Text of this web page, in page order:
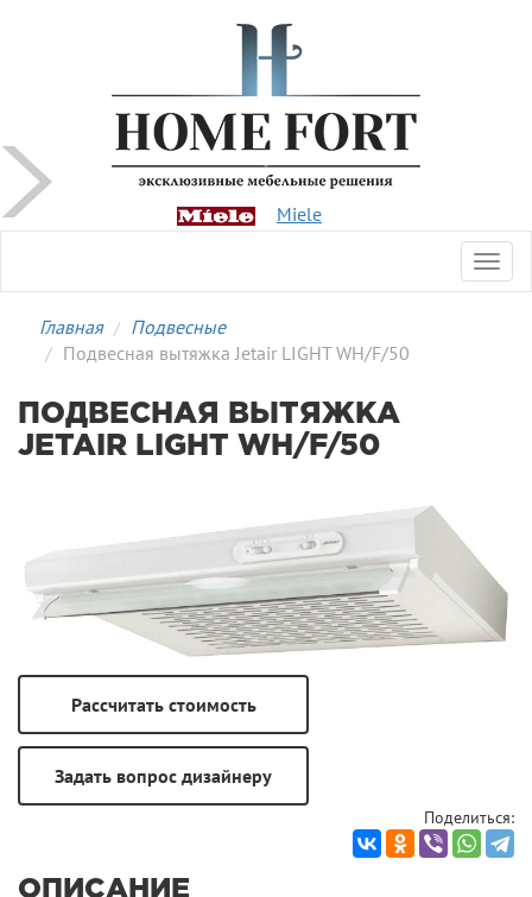
Miele
Главная
Подвесные
Подвесная вытяжка Jetair LIGHT WH/F/50
ПОДВЕСНАЯ ВЫТЯЖКА
JETAIR LIGHT WH/F/50
Поделиться:
ОПИСАНИЕ